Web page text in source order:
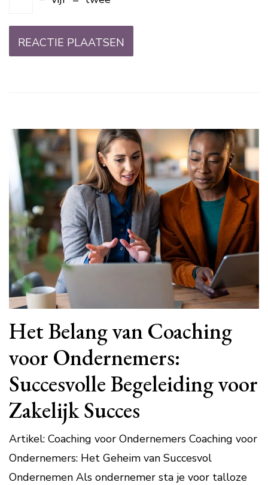
Het Belang van Coaching
voor Ondernemers:
Succesvolle Begeleiding voor
Zakelijk Succes
Artikel: Coaching voor Ondernemers Coaching voor
Ondernemers: Het Geheim van Succesvol
Ondernemen Als ondernemer sta je voor talloze